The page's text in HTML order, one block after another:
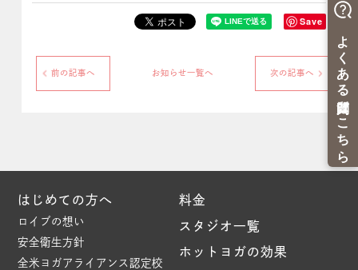
Save
前の記事へ お知らせ一覧へ 次の記事へ
はじめての方へ
ロイブの想い
安全衛生方針
全米ヨガアライアンス認定校
料金
スタジオ一覧
ホットヨガの効果